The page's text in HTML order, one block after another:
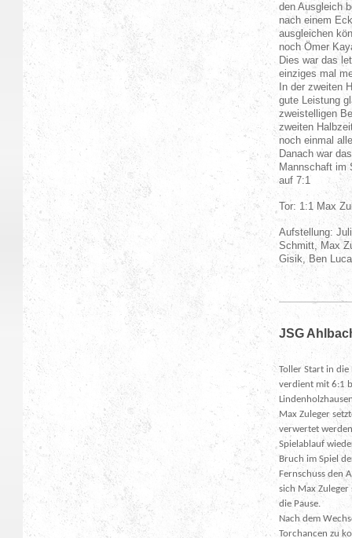
den Ausgleich
nach einem
ausgleichen
noch Ömer
Dies war das
einziges mal
In der zweiten
gute Leistung
zweistelligen
zweiten
noch einmal
Danach war
Mannschaft im
auf 7:1
Tor: 1:1 Max
Aufstellung:
Schmitt, Max
Gisik, Ben
JSG
Toller Start in
verdient mit 6:1
Max Zuleger
verwertet
Spielablauf
Bruch im Spiel
Fernschuss den
sich Max
die Pause.
Nach dem
Torchancen zu